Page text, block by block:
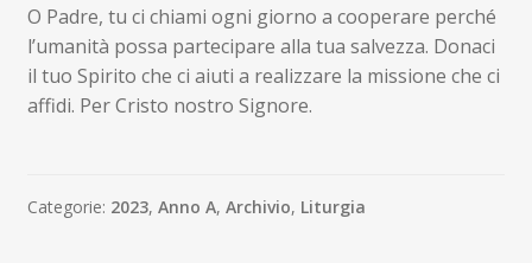
O Padre, tu ci chiami ogni giorno a cooperare perché
l’umanità possa partecipare alla tua salvezza. Donaci
il tuo Spirito che ci aiuti a realizzare la missione che ci
affidi. Per Cristo nostro Signore.
Categorie: 2023, Anno A, Archivio, Liturgia